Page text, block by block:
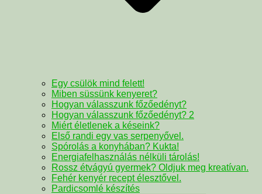
Egy csülök mind felett!
Miben süssünk kenyeret?
Hogyan válasszunk főzőedényt?
Hogyan válasszunk főzőedényt? 2
Miért életlenek a késeink?
Első randi egy vas serpenyővel.
Spórolás a konyhában? Kukta!
Energiafelhasználás nélküli tárolás!
Rossz étvágyú gyermek? Oldjuk meg kreatívan.
Fehér kenyér recept élesztővel.
Pardicsomlé készítés